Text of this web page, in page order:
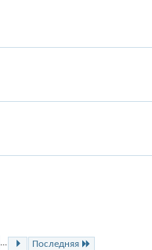
... Последняя